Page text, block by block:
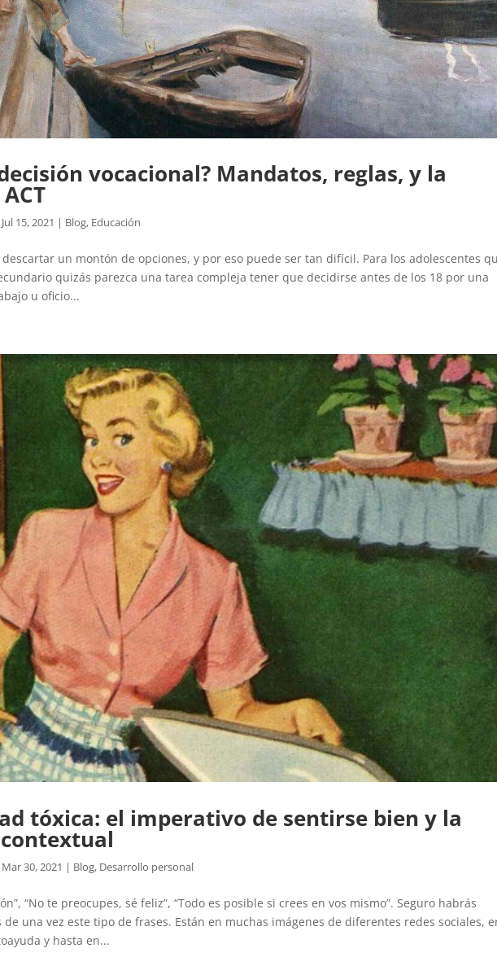
vocacional? Mandatos, reglas, y la
Jul 15, 2021 | Blog, Educación
un montón de opciones, y por eso puede ser tan difícil. Para los adolescentes
quizás parezca una tarea compleja tener que decidirse antes de los 18 por una
u oficio...
tóxica: el imperativo de sentirse bien y la
Mar 30, 2021 | Blog, Desarrollo personal
“No te preocupes, sé feliz”, “Todo es posible si crees en vos mismo”. Seguro habrás
de una vez este tipo de frases. Están en muchas imágenes de diferentes redes sociales,
y hasta en...